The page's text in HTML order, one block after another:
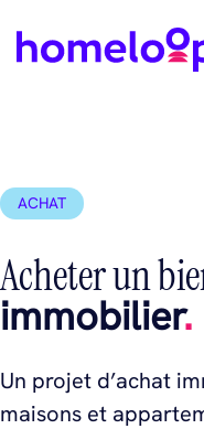
ACHAT
Acheter un
immobilier.
Un projet d’achat
maisons et